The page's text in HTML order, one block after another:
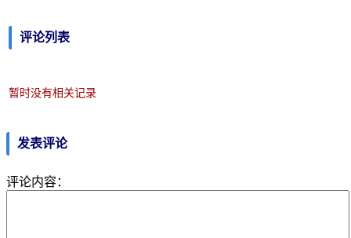
评论列表
暂时没有相关记录
发表评论
评论内容：